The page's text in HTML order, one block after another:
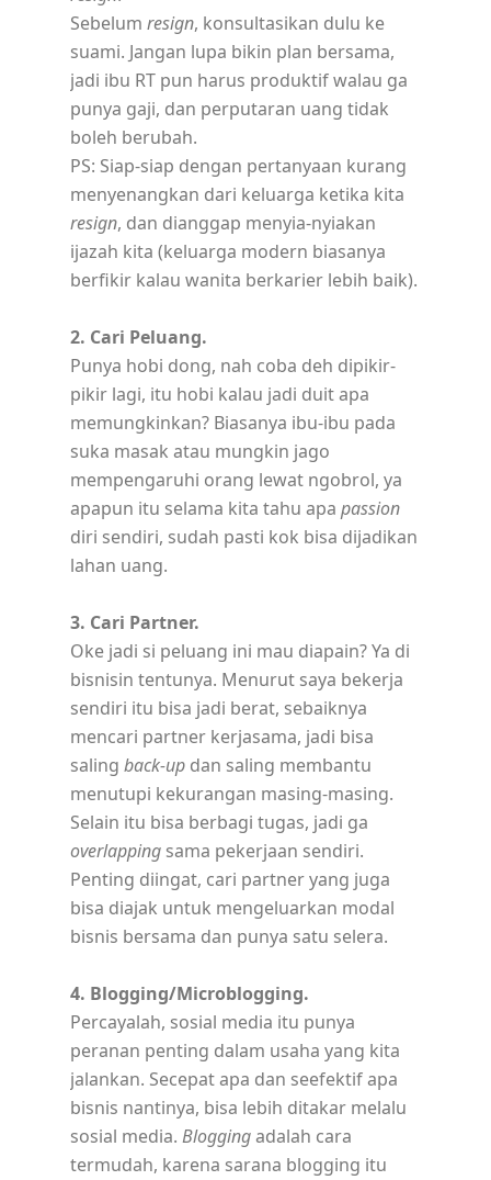
Sebelum resign, konsultasikan dulu ke
suami. Jangan lupa bikin plan bersama,
jadi ibu RT pun harus produktif walau ga
punya gaji, dan perputaran uang tidak
boleh berubah.
PS: Siap-siap dengan pertanyaan kurang
menyenangkan dari keluarga ketika kita
resign, dan dianggap menyia-nyiakan
ijazah kita (keluarga modern biasanya
berfikir kalau wanita berkarier lebih baik).
2. Cari Peluang.
Punya hobi dong, nah coba deh dipikir-
pikir lagi, itu hobi kalau jadi duit apa
memungkinkan? Biasanya ibu-ibu pada
suka masak atau mungkin jago
mempengaruhi orang lewat ngobrol, ya
apapun itu selama kita tahu apa passion
diri sendiri, sudah pasti kok bisa dijadikan
lahan uang.
3. Cari Partner.
Oke jadi si peluang ini mau diapain? Ya di
bisnisin tentunya. Menurut saya bekerja
sendiri itu bisa jadi berat, sebaiknya
mencari partner kerjasama, jadi bisa
saling back-up dan saling membantu
menutupi kekurangan masing-masing.
Selain itu bisa berbagi tugas, jadi ga
overlapping sama pekerjaan sendiri.
Penting diingat, cari partner yang juga
bisa diajak untuk mengeluarkan modal
bisnis bersama dan punya satu selera.
4. Blogging/Microblogging.
Percayalah, sosial media itu punya
peranan penting dalam usaha yang kita
jalankan. Secepat apa dan seefektif apa
bisnis nantinya, bisa lebih ditakar melalu
sosial media. Bloggingadalah cara
termudah, karena sarana blogging itu